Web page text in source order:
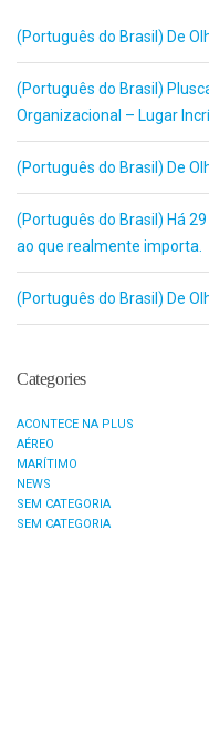
(Português do Brasil) De
(Português do Brasil)
Organizacional – Lugar
(Português do Brasil) De
(Português do Brasil) Há
ao que realmente importa.
(Português do Brasil) De
Categories
ACONTECE NA PLUS
AÉREO
MARÍTIMO
NEWS
SEM CATEGORIA
SEM CATEGORIA